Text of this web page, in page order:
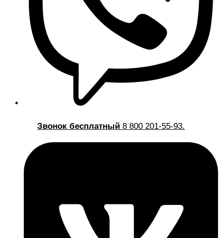
Звонок бесплатный 8 800 201-55-93.